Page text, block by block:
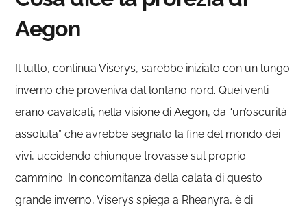
Aegon
Il tutto, continua Viserys, sarebbe iniziato con un lungo
inverno che proveniva dal lontano nord. Quei venti
erano cavalcati, nella visione di Aegon, da “un’oscurità
assoluta” che avrebbe segnato la fine del mondo dei
vivi, uccidendo chiunque trovasse sul proprio
cammino. In concomitanza della calata di questo
grande inverno, Viserys spiega a Rheanyra, è di